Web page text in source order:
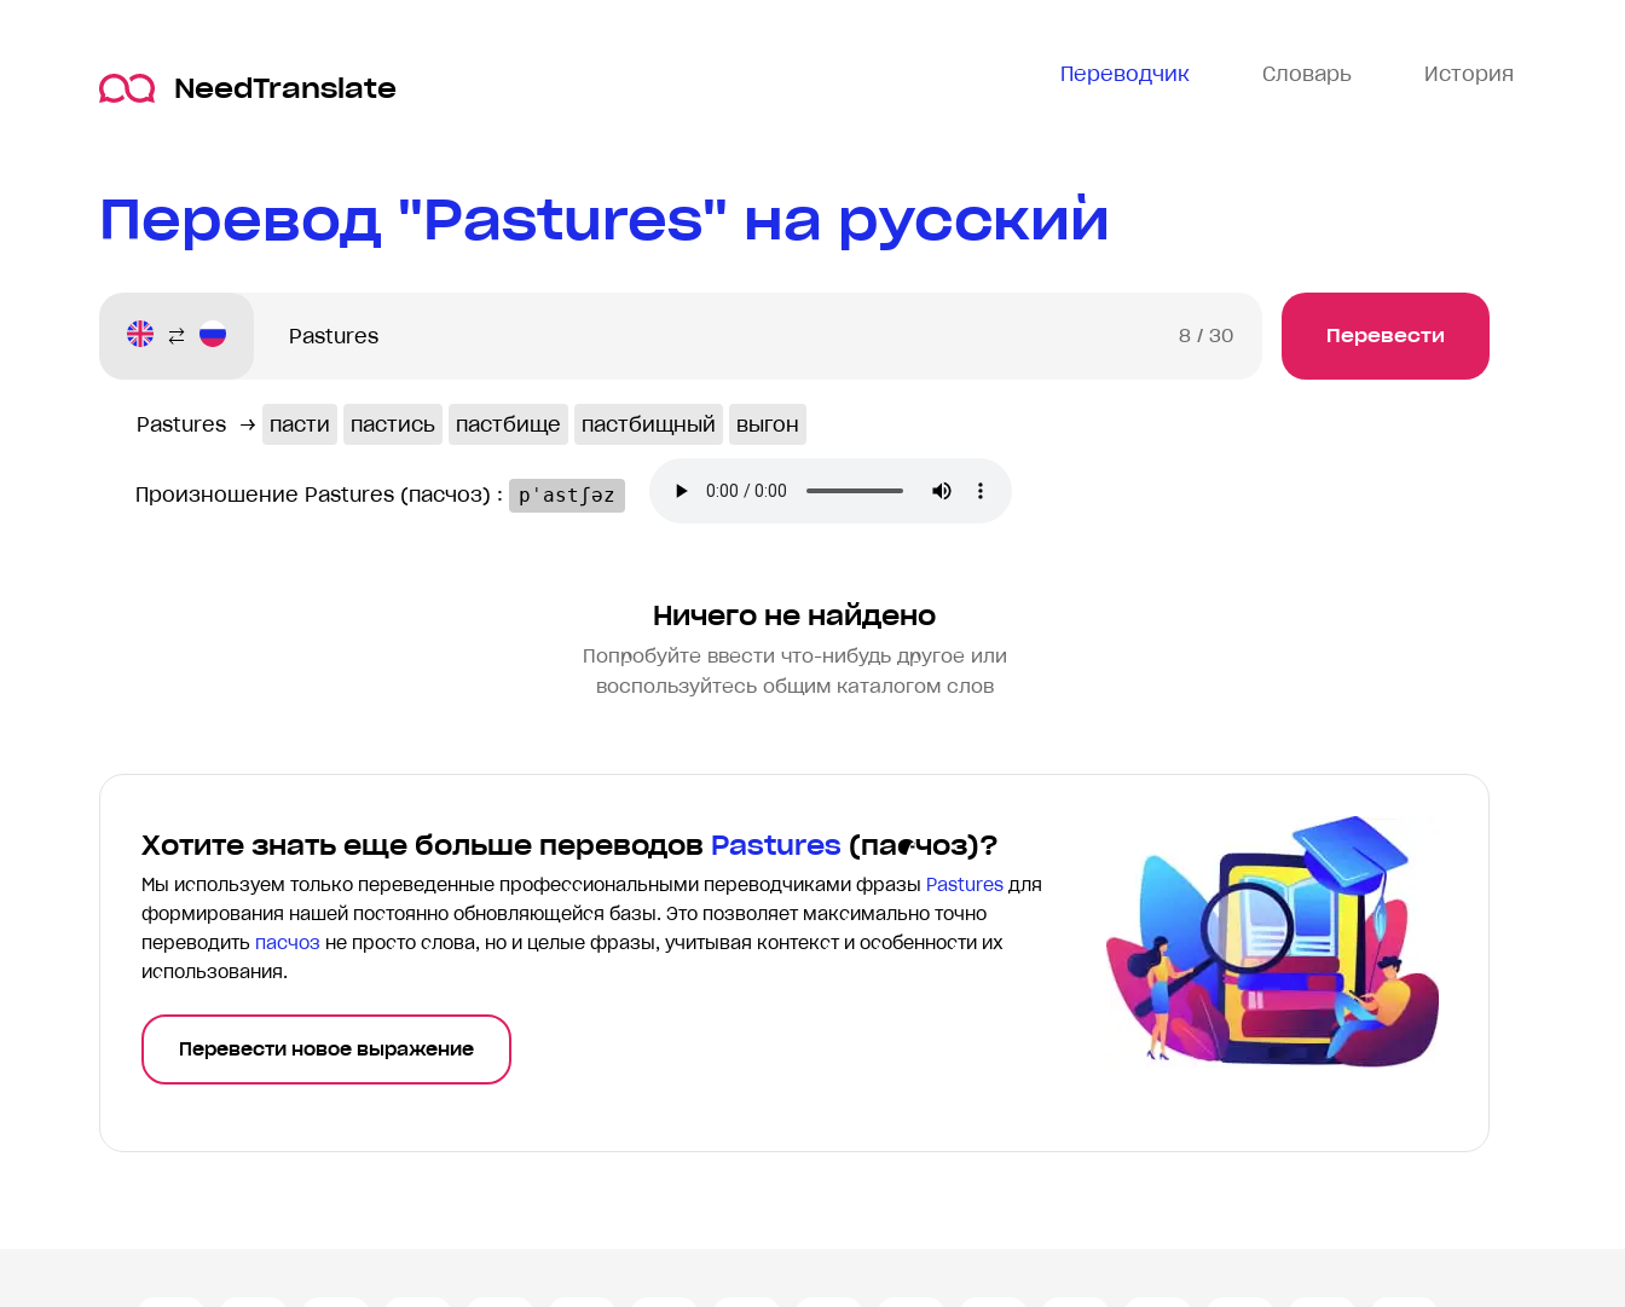
NeedTranslate Переводчик Словарь История
Перевод "Pastures" на русский
8 / 30 Перевести
Pastures → пасти пастись пастбище пастбищный выгон
Произношение Pastures (пасчоз) : pˈastʃəz
Ничего не найдено
Попробуйте ввести что-нибудь другое или
воспользуйтесь общим каталогом слов
Хотите знать еще больше переводов Pastures (пасчоз)?
Мы используем только переведенные профессиональными переводчиками фразы Pastures для
формирования нашей постоянно обновляющейся базы. Это позволяет максимально точно
переводить пасчоз не просто слова, но и целые фразы, учитывая контекст и особенности их
использования.
Перевести новое выражение